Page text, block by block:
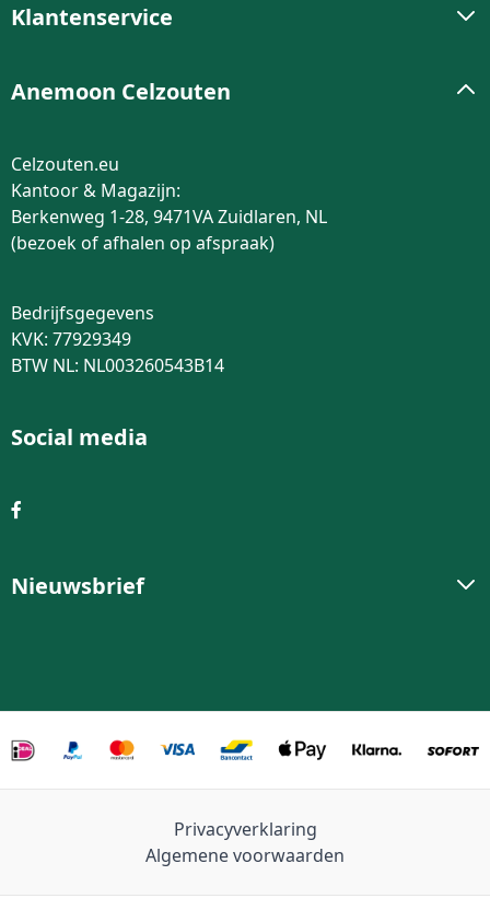
Klantenservice
Anemoon Celzouten
Celzouten.eu
Kantoor & Magazijn:
Berkenweg 1-28, 9471VA Zuidlaren, NL
(bezoek of afhalen op afspraak)
Bedrijfsgegevens
KVK: 77929349
BTW NL: NL003260543B14
Social media
Nieuwsbrief
Privacyverklaring
Algemene voorwaarden